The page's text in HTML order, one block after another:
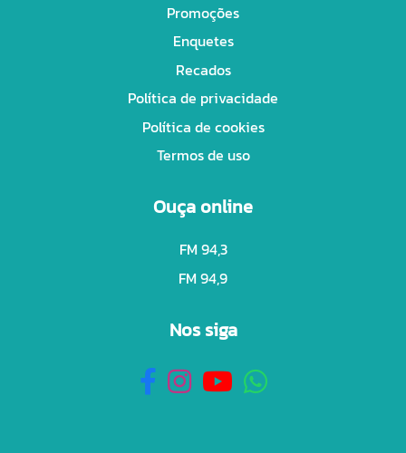
Promoções
Enquetes
Recados
Política de privacidade
Política de cookies
Termos de uso
Ouça online
FM 94,3
FM 94,9
Nos siga